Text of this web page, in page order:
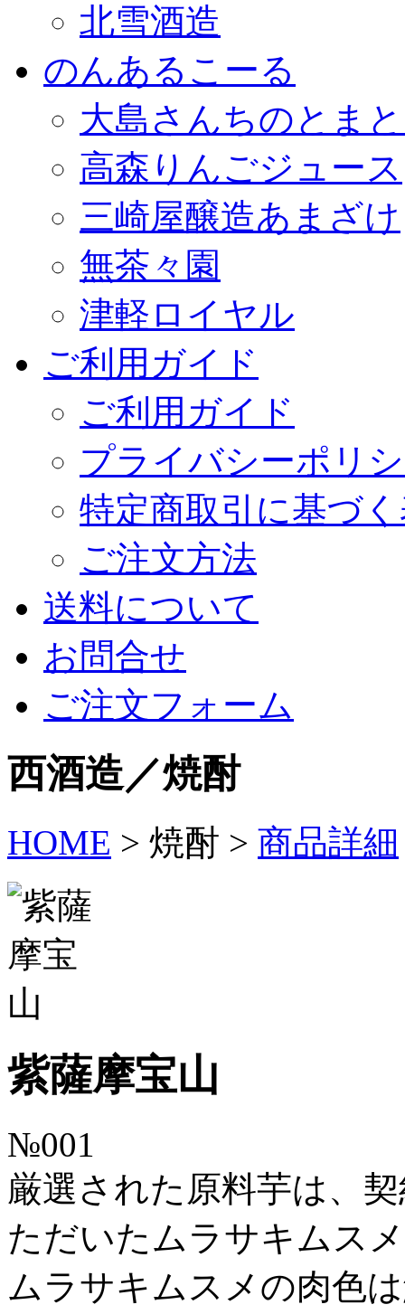
北雪酒造
のんあるこーる
大島さんちのとま
高森りんごジュース
三崎屋醸造あまざけ
無茶々園
津軽ロイヤル
ご利用ガイド
ご利用ガイド
プライバシーポリ
特定商取引に基づ
ご注文方法
送料について
お問合せ
ご注文フォーム
西酒造／焼酎
HOME > 焼酎 > 商品詳細
紫薩摩宝山
№001
厳選された原料芋は、
ただいたムラサキムス
ムラサキムスメの肉色